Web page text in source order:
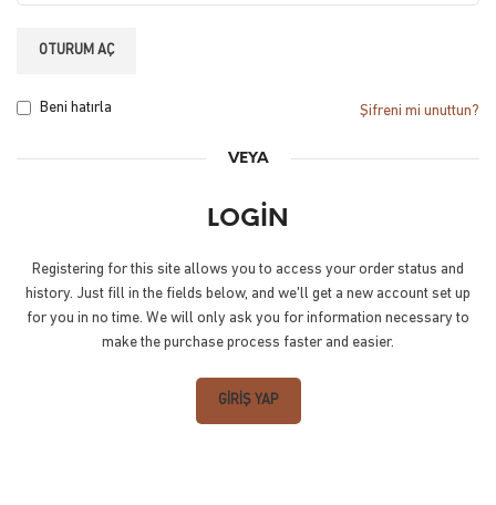
OTURUM AÇ
Şifreni mi unuttun?
Beni hatırla
VEYA
LOGIN
Registering for this site allows you to access your order status and
history. Just fill in the fields below, and we'll get a new account set up
for you in no time. We will only ask you for information necessary to
make the purchase process faster and easier.
GIRIŞ YAP